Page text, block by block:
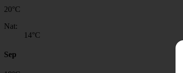
20°C
Nat:
14°C
Sep